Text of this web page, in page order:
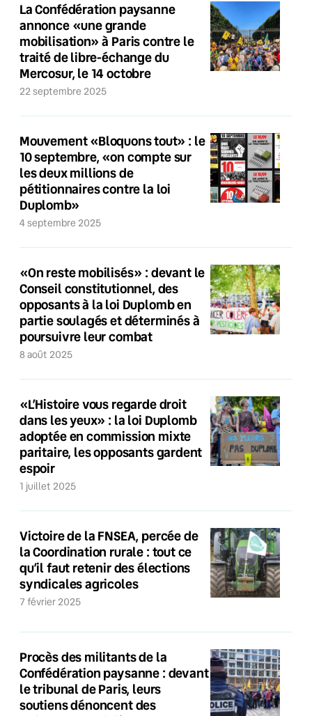
La Confédération paysanne
annonce «une grande
mobilisation» à Paris contre le
traité de libre-échange du
Mercosur, le 14 octobre
22 septembre 2025
Mouvement «Bloquons tout» : le
10 septembre, «on compte sur
les deux millions de
pétitionnaires contre la loi
Duplomb»
4 septembre 2025
«On reste mobilisés» : devant le
Conseil constitutionnel, des
opposants à la loi Duplomb en
partie soulagés et déterminés à
poursuivre leur combat
8 août 2025
«L’Histoire vous regarde droit
dans les yeux» : la loi Duplomb
adoptée en commission mixte
paritaire, les opposants gardent
espoir
1 juillet 2025
Victoire de la FNSEA, percée de
la Coordination rurale : tout ce
qu’il faut retenir des élections
syndicales agricoles
7 février 2025
Procès des militants de la
Confédération paysanne : devant
le tribunal de Paris, leurs
soutiens dénoncent des